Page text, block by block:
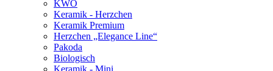
KWO
Keramik - Herzchen
Keramik Premium
Herzchen „Elegance Line“
Pakoda
Biologisch
Keramik - Mini